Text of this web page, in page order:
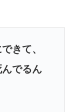
きて、
でるん